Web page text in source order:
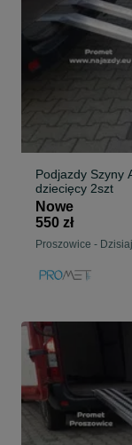
Podjazdy Szyny
dziecięcy 2szt
Nowe
550 zł
Proszowice -